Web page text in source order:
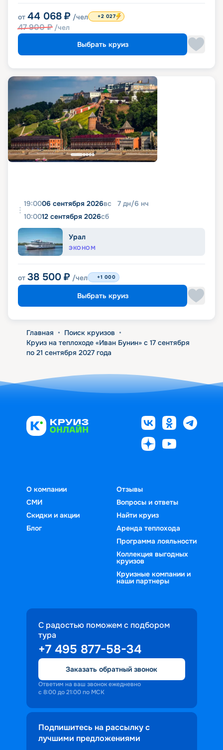
от 44 068 ₽ /чел
47 900₽ /чел
+2 027
Выбрать круиз
19:0006 сентября 2026вс 7 дн/6 нч
10:0012 сентября 2026сб
Урал
ЭКОНОМ
от 38 500 ₽ /чел +1 000
Выбрать круиз
Главная • Поиск круизов •
Круиз на теплоходе «Иван Бунин» с 17 сентября
по 21 сентября 2027 года
О компании
СМИ
Скидки и акции
Блог
Отзывы
Вопросы и ответы
Найти круиз
Аренда теплохода
Программа лояльности
Коллекция выгодных
круизов
Круизные компании и
наши партнеры
С радостью поможем с подбором
тура
+7 495 877-58-34
Заказать обратный звонок
Ответим на ваш звонок ежедневно
с 8:00 до 21:00 по МСК
Подпишитесь на рассылку с
лучшими предложениями